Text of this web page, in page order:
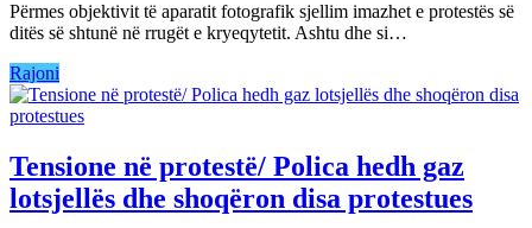
Përmes objektivit të aparatit fotografik sjellim imazhet e protestës së
ditës së shtunë në rrugët e kryeqytetit. Ashtu dhe si…
Rajoni
Tensione në protestë/ Polica hedh gaz
lotsjellës dhe shoqëron disa protestues